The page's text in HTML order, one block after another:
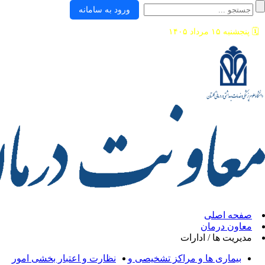
/ ادارات
ها و مراکز تشخیصی و
نظارت و اعتبار بخشی امور